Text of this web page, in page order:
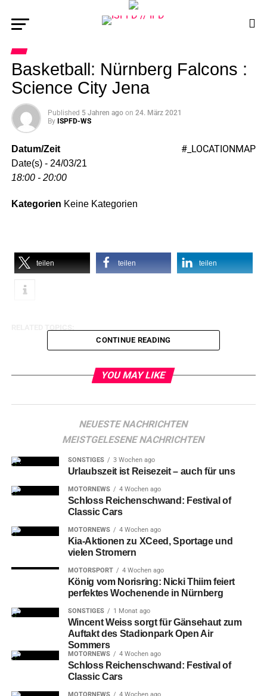
Basketball: Nürnberg Falcons :
Science City Jena
Published 5 Jahren ago on 24. März 2021
By ISPFD-WS
#_LOCATIONMAP
Datum/Zeit
Date(s) - 24/03/21
18:00 - 20:00
Kategorien Keine Kategorien
teilen teilen teilen
CONTINUE READING
YOU MAY LIKE
NEUESTE NACHRICHTEN
MEISTGELESENE NACHRICHTEN
SONSTIGES 3 Wochen ago
Urlaubszeit ist Reisezeit – auch für uns
MOTORNEWS 4 Wochen ago
Schloss Reichenschwand: Festival of
Classic Cars
MOTORNEWS 4 Wochen ago
Kia-Aktionen zu XCeed, Sportage und
vielen Stromern
MOTORSPORT 4 Wochen ago
König vom Norisring: Nicki Thiim feiert
perfektes Wochenende in Nürnberg
SONSTIGES 1 Monat ago
Wincent Weiss sorgt für Gänsehaut zum
Auftakt des Stadionpark Open Air
Sommers
MOTORNEWS 4 Wochen ago
Schloss Reichenschwand: Festival of
Classic Cars